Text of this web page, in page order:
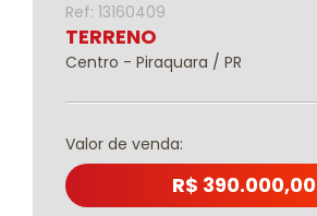
Ref: 13160409
TERRENO
Centro - Piraquara / PR
Valor de venda:
R$ 390.000,00